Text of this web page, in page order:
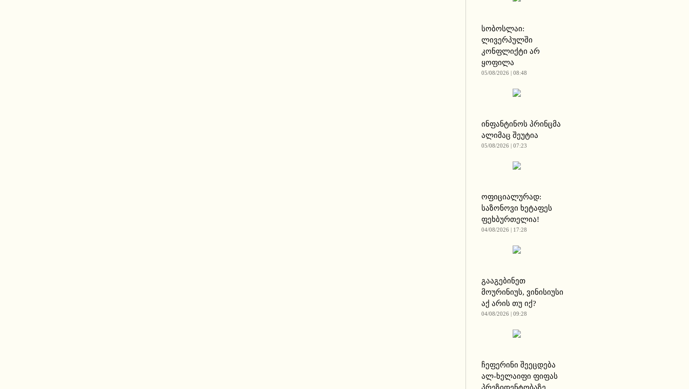
სობოსლაი:
ლივერპულში
კონფლიქტი არ
ყოფილა
05/08/2026 | 08:48
ინფანტინოს პრინცმა
ალიმაც შეუტია
05/08/2026 | 07:23
ოფიციალურად:
საზონოვი ხეტაფეს
ფეხბურთელია!
04/08/2026 | 17:28
გააგებინეთ
მოურინიუს, ვინისიუსი
აქ არის თუ იქ?
04/08/2026 | 09:28
ჩეფერინი შეეცდება
ალ-ხელაიფი ფიფას